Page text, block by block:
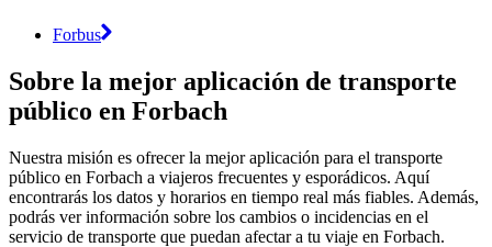
Forbus
Sobre la mejor aplicación de transporte
público en Forbach
Nuestra misión es ofrecer la mejor aplicación para el transporte
público en Forbach a viajeros frecuentes y esporádicos. Aquí
encontrarás los datos y horarios en tiempo real más fiables. Además,
podrás ver información sobre los cambios o incidencias en el
servicio de transporte que puedan afectar a tu viaje en Forbach.